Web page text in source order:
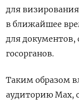
для
в ближайшее
для
госорганов.
Таким образом
аудиторию Max,